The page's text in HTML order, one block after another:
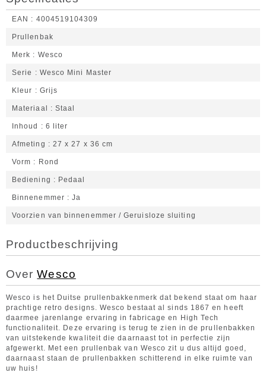
EAN 4004519104309
Prullenbak
Merk Wesco
Serie Wesco Mini Master
Kleur Grijs
Materiaal Staal
Inhoud 6 liter
Afmeting 27 x 27 x 36 cm
Vorm Rond
Bediening Pedaal
Binnenemmer Ja
Voorzien van binnenemmer / Geruisloze sluiting
Productbeschrijving
OverWesco
Wesco is het Duitse prullenbakkenmerk dat bekend staat om haar
prachtige retro designs. Wesco bestaat al sinds 1867 en heeft
daarmee jarenlange ervaring in fabricage en High Tech
functionaliteit. Deze ervaring is terug te zien in de prullenbakken
van uitstekende kwaliteit die daarnaast tot in perfectie zijn
afgewerkt. Met een prullenbak van Wesco zit u dus altijd goed,
daarnaast staan de prullenbakken schitterend in elke ruimte van
uw huis!